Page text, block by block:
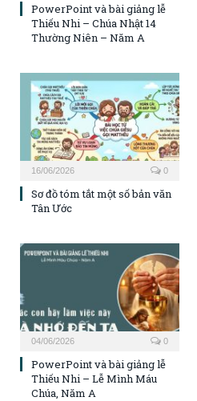
PowerPoint và bài giảng lễ
Thiếu Nhi – Chúa Nhật 14
Thường Niên – Năm A
16/06/2026 0
Sơ đồ tóm tắt một số bản văn
Tân Ước
04/06/2026 0
PowerPoint và bài giảng lễ
Thiếu Nhi – Lễ Mình Máu
Chúa, Năm A